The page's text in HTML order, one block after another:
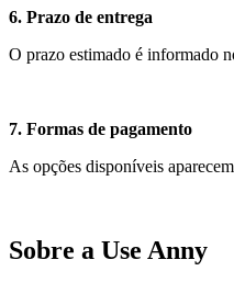
6. Prazo de entrega
O prazo estimado é informado
7. Formas de pagamento
As opções disponíveis
Sobre a Use Anny